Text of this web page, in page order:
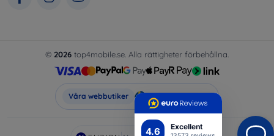
4.6 Excellent
© 2026 top4mobile.se. Alla rättigheter förbehållna.
Våra webbutiker Top4Mobile.se